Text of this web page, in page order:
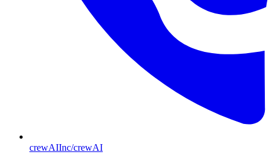
crewAIInc/crewAI